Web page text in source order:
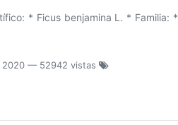
* Ficus benjamina L. * Familia: *
2020 — 52942 vistas